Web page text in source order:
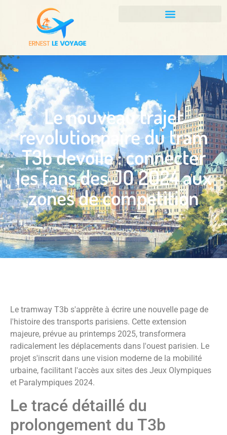
Le nouveau trajet
revolutionnaire du tram
T3b devoile : connecter
les fans des JO 2024 aux
zones de competition
Le tramway T3b s'apprête à écrire une nouvelle page de
l'histoire des transports parisiens. Cette extension
majeure, prévue au printemps 2025, transformera
radicalement les déplacements dans l'ouest parisien. Le
projet s'inscrit dans une vision moderne de la mobilité
urbaine, facilitant l'accès aux sites des Jeux Olympiques
et Paralympiques 2024.
Le tracé détaillé du
prolongement du T3b